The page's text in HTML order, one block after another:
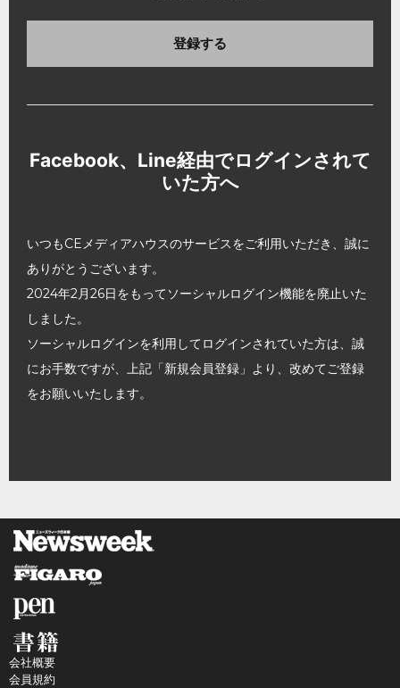
登録する
Facebook、Line経由でログインされて
いた方へ
いつもCEメディアハウスのサービスをご利用いただき、誠に
ありがとうございます。
2024年2月26日をもってソーシャルログイン機能を廃止いた
しました。
ソーシャルログインを利用してログインされていた方は、誠
にお手数ですが、上記「新規会員登録」より、改めてご登録
をお願いいたします。
会社概要
会員規約